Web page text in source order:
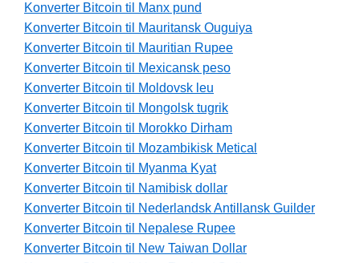
Konverter Bitcoin til Manx pund
Konverter Bitcoin til Mauritansk Ouguiya
Konverter Bitcoin til Mauritian Rupee
Konverter Bitcoin til Mexicansk peso
Konverter Bitcoin til Moldovsk leu
Konverter Bitcoin til Mongolsk tugrik
Konverter Bitcoin til Morokko Dirham
Konverter Bitcoin til Mozambikisk Metical
Konverter Bitcoin til Myanma Kyat
Konverter Bitcoin til Namibisk dollar
Konverter Bitcoin til Nederlandsk Antillansk Guilder
Konverter Bitcoin til Nepalese Rupee
Konverter Bitcoin til New Taiwan Dollar